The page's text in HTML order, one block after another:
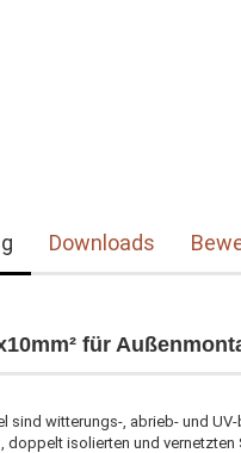
Downloads
für
sind witterungs-, abrieb- und
doppelt isolierten und